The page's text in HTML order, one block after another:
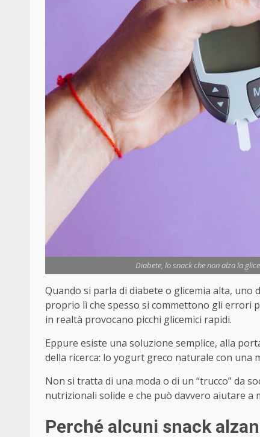
Diabete, lo snack che non alza la
Quando si parla di diabete o glicemia alta,
proprio lì che spesso si commettono gli errori
in realtà provocano picchi glicemici rapidi.
Eppure esiste una soluzione semplice, alla
della ricerca: lo yogurt greco naturale con una
Non si tratta di una moda o di un “trucco” da
nutrizionali solide e che può davvero aiutare a
Perché alcuni snack